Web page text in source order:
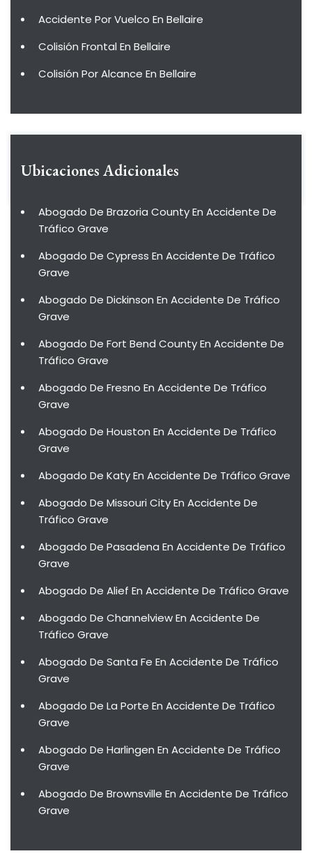
Accidente Por Vuelco En Bellaire
Colisión Frontal En Bellaire
Colisión Por Alcance En Bellaire
Ubicaciones Adicionales
Abogado De Brazoria County En Accidente De
Tráfico Grave
Abogado De Cypress En Accidente De Tráfico
Grave
Abogado De Dickinson En Accidente De Tráfico
Grave
Abogado De Fort Bend County En Accidente De
Tráfico Grave
Abogado De Fresno En Accidente De Tráfico
Grave
Abogado De Houston En Accidente De Tráfico
Grave
Abogado De Katy En Accidente De Tráfico Grave
Abogado De Missouri City En Accidente De
Tráfico Grave
Abogado De Pasadena En Accidente De Tráfico
Grave
Abogado De Alief En Accidente De Tráfico Grave
Abogado De Channelview En Accidente De
Tráfico Grave
Abogado De Santa Fe En Accidente De Tráfico
Grave
Abogado De La Porte En Accidente De Tráfico
Grave
Abogado De Harlingen En Accidente De Tráfico
Grave
Abogado De Brownsville En Accidente De Tráfico
Grave